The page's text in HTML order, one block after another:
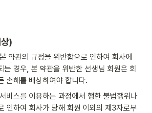
)
약관의 규정을 위반함으로 인하여 회사에
는 경우, 본 약관을 위반한 선생님 회원은 회
손해를 배상하여야 합니다.
비스를 이용하는 과정에서 행한 불법행위나
인하여 회사가 당해 회원 이외의 제3자로부